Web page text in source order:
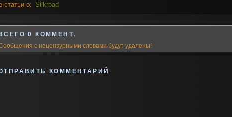
статьи о: Silkroad
0 КОММЕНТ.
с нецензурными словами будут удалены!
КОММЕНТАРИЙ